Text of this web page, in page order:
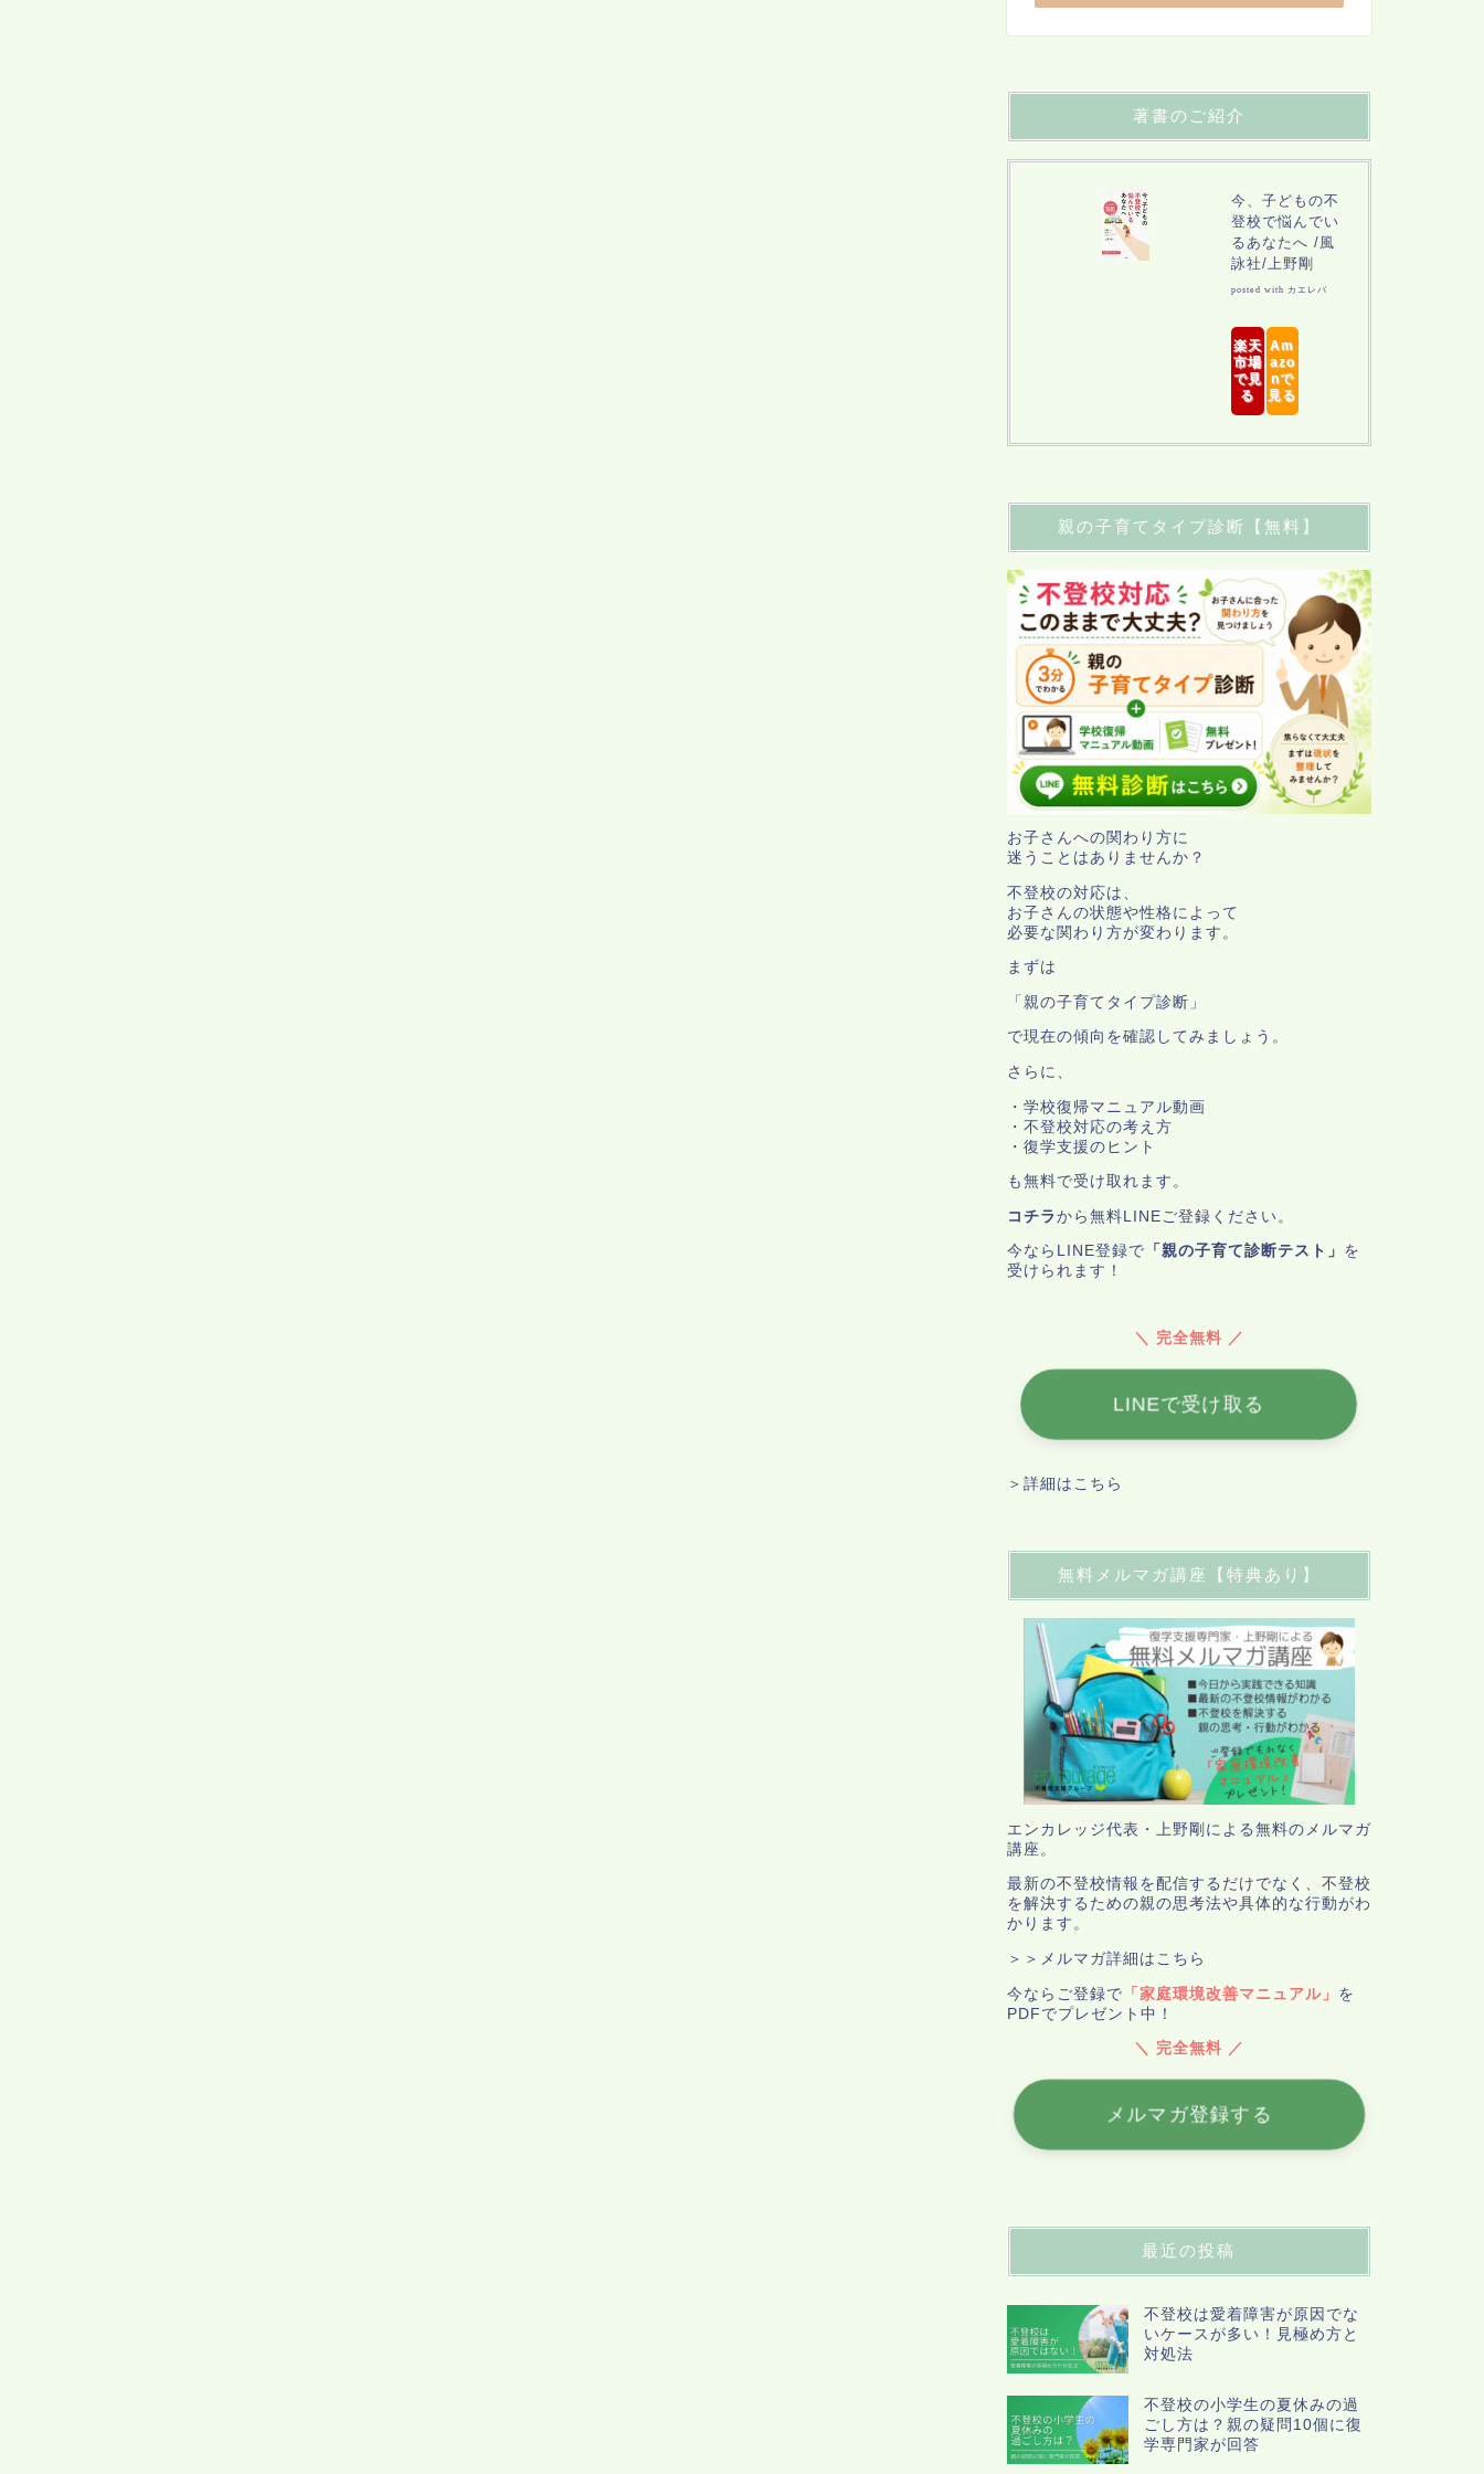
著書のご紹介
今、子どもの不
登校で悩んでい
るあなたへ /風
詠社/上野剛
posted with カエレバ
楽天
市場
で見
る
Am
azo
nで
見る
親の子育てタイプ診断【無料】
お子さんへの関わり方に
迷うことはありませんか？
不登校の対応は、
お子さんの状態や性格によって
必要な関わり方が変わります。
まずは
「親の子育てタイプ診断」
で現在の傾向を確認してみましょう。
さらに、
・学校復帰マニュアル動画
・不登校対応の考え方
・復学支援のヒント
も無料で受け取れます。
コチラ から無料LINEご登録ください。
今ならLINE登録で 「親の子育て診断テスト」 を
受けられます！
＼ 完全無料 ／
LINEで受け取る
＞詳細はこちら
無料メルマガ講座【特典あり】
エンカレッジ代表・上野剛による無料のメルマガ
講座。
最新の不登校情報を配信するだけでなく、不登校
を解決するための親の思考法や具体的な行動がわ
かります。
＞＞メルマガ詳細はこちら
今ならご登録で 「家庭環境改善マニュアル」 を
PDFでプレゼント中！
＼ 完全無料 ／
メルマガ登録する
最近の投稿
不登校は愛着障害が原因でな
いケースが多い！見極め方と
対処法
不登校の小学生の夏休みの過
ごし方は？親の疑問10個に復
学専門家が回答